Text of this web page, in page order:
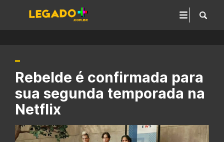
Rebelde é confirmada para
sua segunda temporada na
Netflix